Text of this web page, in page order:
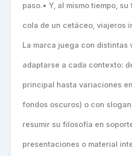
paso.• Y, al mismo tiempo,
cola de un cetáceo, viajeros
La marca juega con distintas
adaptarse a cada contexto:
principal hasta variaciones
fondos oscuros) o con
resumir su filosofía en
presentaciones o material